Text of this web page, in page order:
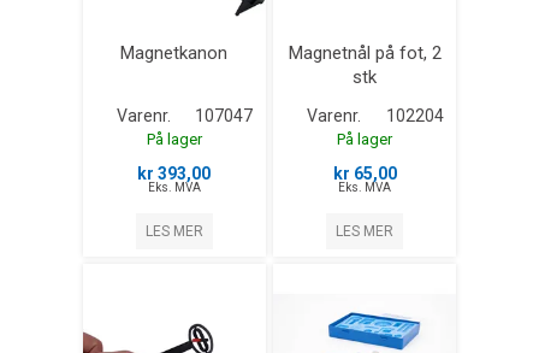
Magnetkanon
Varenr. 107047
På lager
kr 393,00
Eks. MVA
LES MER
Magnetnål på fot, 2
stk
Varenr. 102204
På lager
kr 65,00
Eks. MVA
LES MER